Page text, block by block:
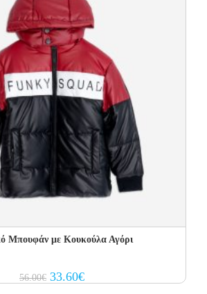
Μπουφάν με Κουκούλα Αγόρι
56.00€ Original
price
33.60€Current
price